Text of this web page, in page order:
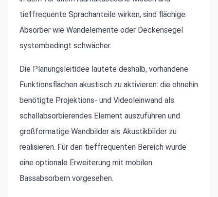
tieffrequente Sprachanteile wirken, sind flächige
Absorber wie Wandelemente oder Deckensegel
systembedingt schwächer.
Die Planungsleitidee lautete deshalb, vorhandene
Funktionsflächen akustisch zu aktivieren: die ohnehin
benötigte Projektions- und Videoleinwand als
schallabsorbierendes Element auszuführen und
großformatige Wandbilder als Akustikbilder zu
realisieren. Für den tieffrequenten Bereich wurde
eine optionale Erweiterung mit mobilen
Bassabsorbern vorgesehen.